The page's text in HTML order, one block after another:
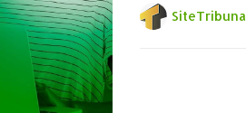
SiteTribuna